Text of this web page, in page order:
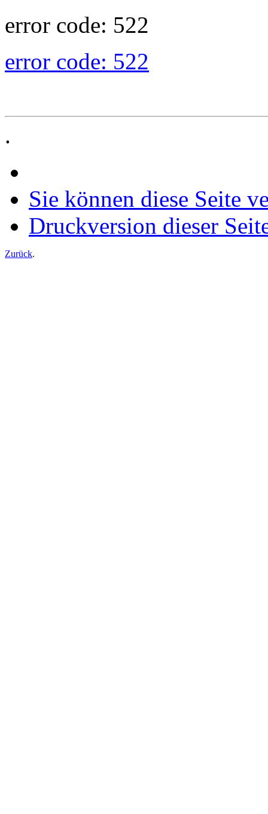
error code: 522
error code: 522
.
Sie können diese Seite
Druckversion dieser
Zurück.